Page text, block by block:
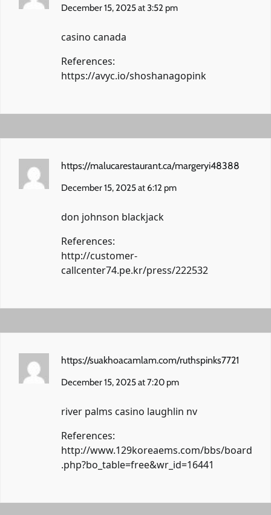
December 15, 2025 at 3:52 pm
casino canada
References:
https://avyc.io/shoshanagopink
https://malucarestaurant.ca/margeryi48388
December 15, 2025 at 6:12 pm
don johnson blackjack
References:
http://customer-
callcenter74.pe.kr/press/222532
https://suakhoacamlam.com/ruthspinks7721
December 15, 2025 at 7:20 pm
river palms casino laughlin nv
References:
http://www.129koreaems.com/bbs/board
.php?bo_table=free&wr_id=16441